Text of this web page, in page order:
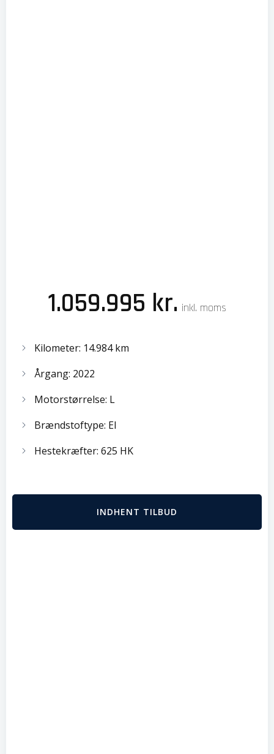
1.059.995 kr. inkl. moms
Kilometer: 14.984 km
Årgang: 2022
Motorstørrelse: L
Brændstoftype: El
Hestekræfter: 625 HK
INDHENT TILBUD